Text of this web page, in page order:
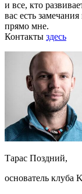
и все, кто
вас есть
прямо мне.
Контакты здесь
Тарас Поздний,
основатель клуба